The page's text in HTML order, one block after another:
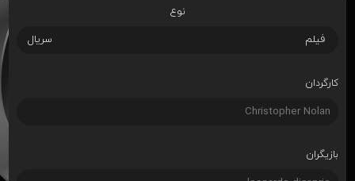
نوع
فیلم
سریال
کارگردان
بازیگران